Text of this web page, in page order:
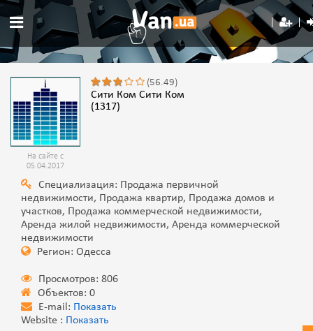
На сайте с
05.04.2017
(56.49)
Сити Ком Сити Ком
(1317)
Специализация: Продажа первичной
недвижимости, Продажа квартир, Продажа домов и
участков, Продажа коммерческой недвижимости,
Аренда жилой недвижимости, Аренда коммерческой
недвижимости
Регион: Одесса
Просмотров: 806
Объектов: 0
E-mail: Показать
Website : Показать